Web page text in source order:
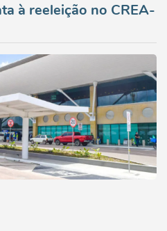
à reeleição no CREA-